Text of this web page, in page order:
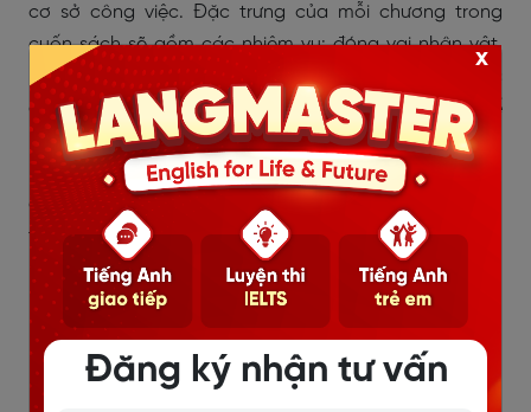
cơ sở công việc. Đặc trưng của mỗi chương trong
cuốn sách sẽ gồm các nhiệm vụ: đóng vai nhân vật,
nghiên cứu tình huống giúp người học hình dung việc
giao tiếp tiếng Anh trong môi trường công sở thực tế
nhất. Suốt trong quá trình học người học được khuyến
khích sử dụng kinh nghiệm và ý kiến của riêng họ nhằm
giúp người học tham gia vào quá trình học một cách
tối đa.
Đăng ký nhận tư vấn
x